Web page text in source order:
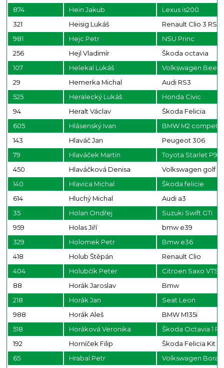
874
Hein Jakub
Lexus is200
321
Heisig Lukáš
Renault Clio 3 RS
981
Hejc Petr
NSU Princ
256
Hejl Vladimír
Škoda octavia
107
Helekal Lukáš
Volkswagen
29
Hemerka Michal
Audi RS3
525
Heralecký Lukáš
Honda Civic
94
Heralt Václav
Škoda Felicia
605
Hlásenský Ivan
BMW M2
143
Hlaváč Jan
Peugeot 306
79
Hlaváček Martin
Toyota Starlet P9
450
Hlaváčková Denisa
Volkswagen golf
140
Hlavica Michal
Škoda felicie
614
Hluchý Michal
Audi a3
35
Holan Ondřej
Suzuki Swift GTi
959
Holas Jiří
bmw e39
329
Holomek Petr
Bmw e36
418
Holub Štěpán
Renault Clio
404
Holubčík Peter
Citroen Saxo VTS
88
Horák Jaroslav
Bmw
218
Horák Jan
Seat Leon
988
Horák Aleš
BMW M135i
518
Horáková Veronika
Škoda Octavia 1
192
Horníček Filip
Škoda Felicia Kit
65
Hrabal Petr
Volkswagen Bora